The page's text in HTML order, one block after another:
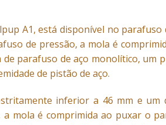
A1, está disponível no parafuso
de pressão, a mola é
parafuso de aço monolítico, um
de pistão de aço.
inferior a 46 mm e um
mola é comprimida ao puxar o